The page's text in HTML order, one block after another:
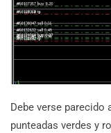
Debe verse parecido
punteadas verdes y